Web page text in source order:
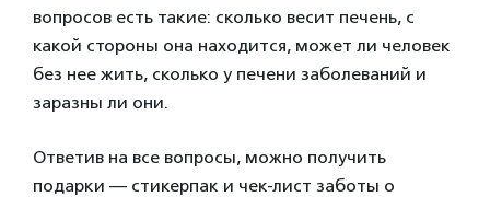
вопросов есть такие: сколько весит печень, с
какой стороны она находится, может ли человек
без нее жить, сколько у печени заболеваний и
заразны ли они.
Ответив на все вопросы, можно получить
подарки — стикерпак и чек-лист заботы о